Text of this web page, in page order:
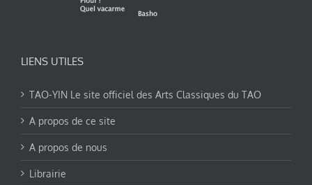
LIENS UTILES
TAO-YIN Le site officiel des Arts Classiques du TAO
A propos de ce site
A propos de nous
Librairie